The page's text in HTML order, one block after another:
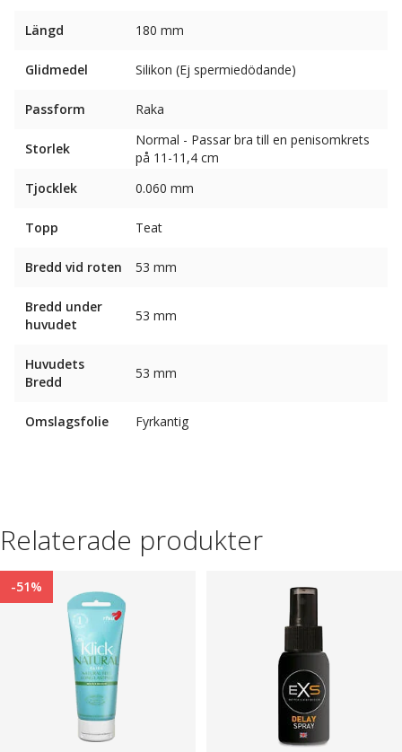
Längd 180 mm
Glidmedel Silikon (Ej spermiedödande)
Passform Raka
Storlek
Normal - Passar bra till en penisomkrets
på 11-11,4 cm
Tjocklek
0.060 mm
Topp Teat
Bredd vid roten 53 mm
Bredd under
huvudet
53 mm
Huvudets
Bredd
53 mm
Omslagsfolie Fyrkantig
Relaterade produkter
-51%